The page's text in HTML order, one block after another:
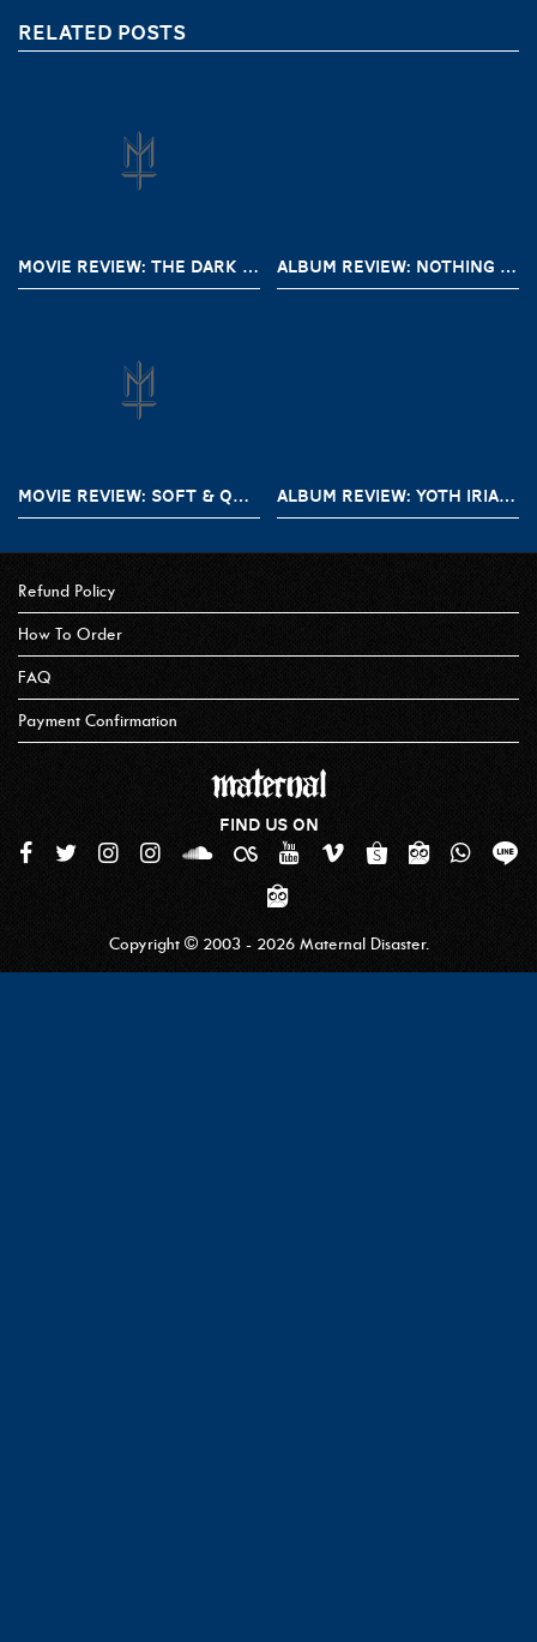
RELATED POSTS
MOVIE REVIEW: THE DARK AND THE WICKED (2020) ALBUM REVIEW: NOTHING – A SHORT HISTORY OF DECAY
MOVIE REVIEW: SOFT & QUIET (2022) ALBUM REVIEW: YOTH IRIA – GONE WITH THE DEVIL
Refund Policy
How To Order
FAQ
Payment Confirmation
FIND US ON
Copyright © 2003 - 2026 Maternal Disaster.